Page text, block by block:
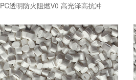
PC透明防火阻燃V0 高光泽高抗冲